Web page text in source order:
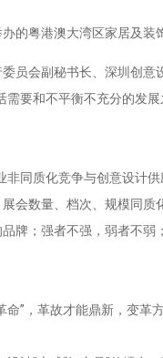
的粤港澳大湾区家居及
员会副秘书长、深圳创
要和不平衡不充分的发
同质化竞争与创意设计
会数量、档次、规模同质
牌；强者不强，弱者不弱
命”，革故才能鼎新，变